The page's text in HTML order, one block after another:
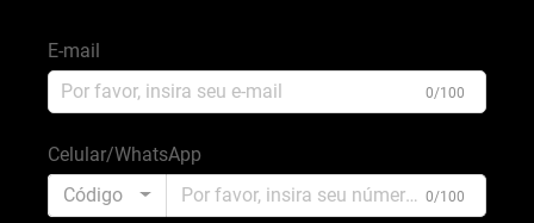
E-mail
0/100
Celular/WhatsApp
Código
0/100